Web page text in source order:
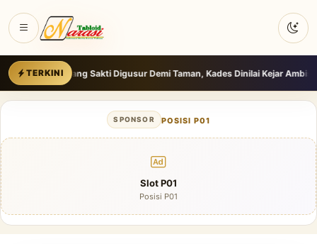
TERKINI
Digusur Demi Taman, Kades Dinilai Kejar Ambisi Dana Pusat Berikut
SPONSOR POSISI P01
Slot P01
Posisi P01